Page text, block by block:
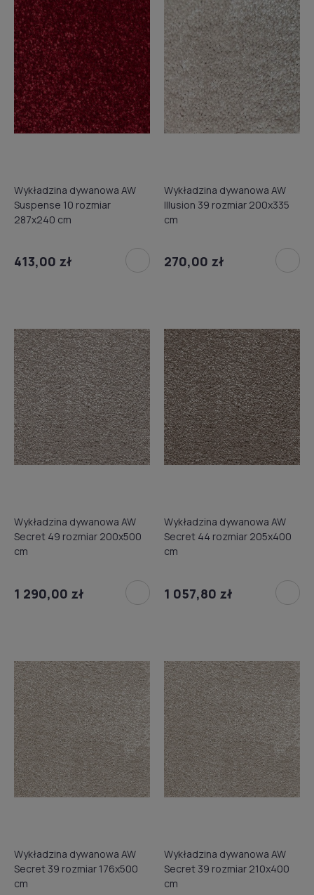
Wykładzina dywanowa AW
Suspense 10 rozmiar
287x240 cm
413,00 zł
Wykładzina dywanowa AW
Illusion 39 rozmiar 200x335
cm
270,00 zł
Wykładzina dywanowa AW
Secret 49 rozmiar 200x500
cm
1 290,00 zł
Wykładzina dywanowa AW
Secret 44 rozmiar 205x400
cm
1 057,80 zł
Wykładzina dywanowa AW
Secret 39 rozmiar 176x500
cm
Wykładzina dywanowa AW
Secret 39 rozmiar 210x400
cm